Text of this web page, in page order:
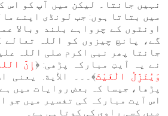
نہیں جانتا۔ لیکن میں آپ کو اس
میں بتاتا ہوں: جب لونڈی اپنے
اونٹوں کے چرواہے بلند وبالا
گے، پانچ چیزوں کو اللہ تعالے
جانتا پھر نبی اکرم صلی اللہ
نے یہ آیتِ مبارکہ پڑھی: ﴿ إِنَّ
وَيُنَزِّلُ الْغَيْثَ﴾۔۔۔ الآية. یعنی
پڑھا، جیسا کہ بعض روایات میں
اس آیت مبارکہ کی تفسیر میں جو
میں کسی راوی کی کوتاہی ہے۔